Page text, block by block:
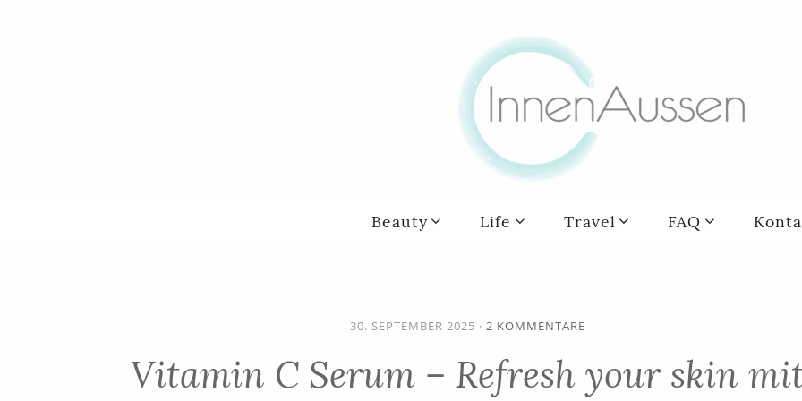
Beauty Life Travel FAQ
30. SEPTEMBER 2025 · 2 KOMMENTARE
Vitamin C Serum – Refresh your skin